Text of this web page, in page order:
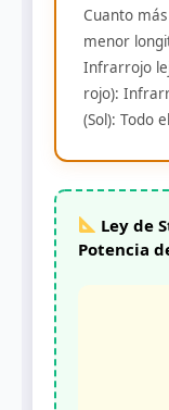
Cuanto
menor
Infrarrojo
rojo):
(Sol): Todo
Ley de
Potencia